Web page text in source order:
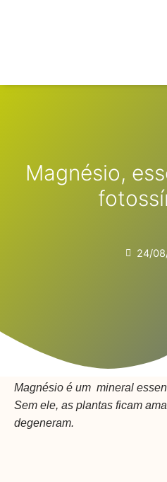
Magnésio,
24/
Magnésio é um mineral
Sem ele, as plantas ficam
degeneram.